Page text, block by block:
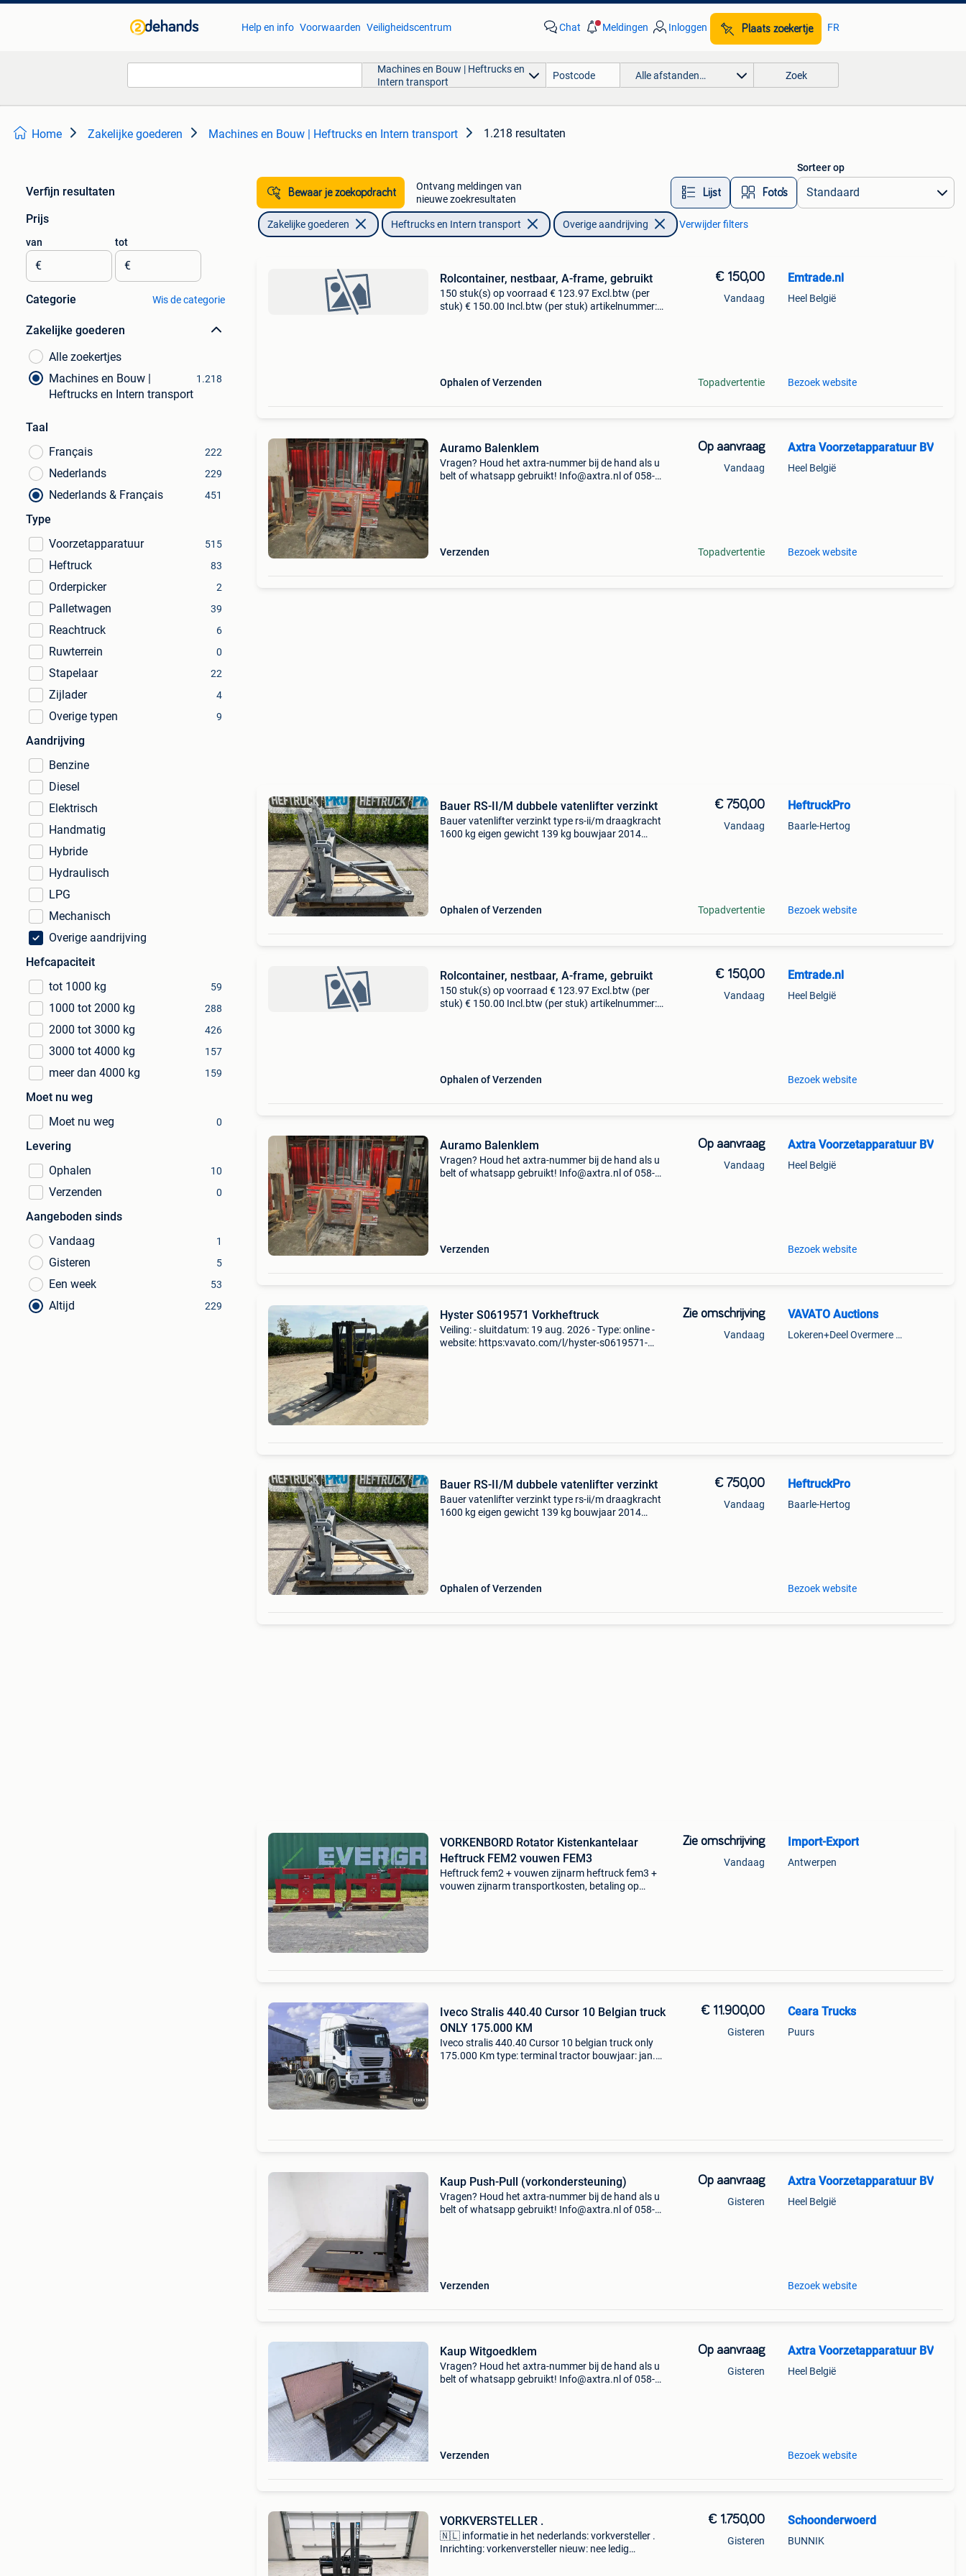
Help en info Voorwaarden Veiligheidscentrum Chat Meldingen Inloggen Plaats zoekertje FR
Machines en Bouw | Heftrucks en
Intern transport
Alle afstanden… Zoek
Home Zakelijke goederen Machines en Bouw | Heftrucks en Intern transport 1.218 resultaten
Verfijn resultaten
Prijs
van
€
tot
€
Categorie Wis de categorie
Zakelijke goederen
Alle zoekertjes
Machines en Bouw |
Heftrucks en Intern transport
1.218
Taal
Français
222
Nederlands 229
Nederlands & Français 451
Type
Voorzetapparatuur
515
Heftruck 83
Orderpicker 2
Palletwagen 39
Reachtruck 6
Ruwterrein 0
Stapelaar 22
Zijlader 4
Overige typen 9
Aandrijving
Benzine
Diesel
Elektrisch
Handmatig
Hybride
Hydraulisch
LPG
Mechanisch
Overige aandrijving
Hefcapaciteit
tot 1000 kg
59
1000 tot 2000 kg 288
2000 tot 3000 kg 426
3000 tot 4000 kg 157
meer dan 4000 kg 159
Moet nu weg
Moet nu weg
0
Levering
Ophalen
10
Verzenden 0
Aangeboden sinds
Vandaag
1
Gisteren 5
Een week 53
Altijd 229
Bewaar je zoekopdracht
Ontvang meldingen van
nieuwe zoekresultaten
Lijst Foto’s
Sorteer op
Zakelijke goederen Heftrucks en Intern transport Overige aandrijving Verwijder filters
Rolcontainer, nestbaar, A-frame, gebruikt
150 stuk(s) op voorraad € 123.97 Excl.btw (per
stuk) € 150.00 Incl.btw (per stuk) artikelnummer:
Ophalen of Verzenden
€ 150,00
Vandaag
Topadvertentie
Emtrade.nl
Heel België
Bezoek website
Auramo Balenklem
Vragen? Houd het axtra-nummer bij de hand als u
belt of whatsapp gebruikt! Info@axtra.nl of 058-
Verzenden
Op aanvraag
Vandaag
Topadvertentie
Axtra Voorzetapparatuur BV
Heel België
Bezoek website
Bauer RS-II/M dubbele vatenlifter verzinkt
Bauer vatenlifter verzinkt type rs-ii/m draagkracht
1600 kg eigen gewicht 139 kg bouwjaar 2014
Ophalen of Verzenden
€ 750,00
Vandaag
Topadvertentie
HeftruckPro
Baarle-Hertog
Bezoek website
Rolcontainer, nestbaar, A-frame, gebruikt
150 stuk(s) op voorraad € 123.97 Excl.btw (per
stuk) € 150.00 Incl.btw (per stuk) artikelnummer:
Ophalen of Verzenden
€ 150,00
Vandaag
Emtrade.nl
Heel België
Bezoek website
Auramo Balenklem
Vragen? Houd het axtra-nummer bij de hand als u
belt of whatsapp gebruikt! Info@axtra.nl of 058-
Verzenden
Op aanvraag
Vandaag
Axtra Voorzetapparatuur BV
Heel België
Bezoek website
Hyster S0619571 Vorkheftruck
Veiling: - sluitdatum: 19 aug. 2026 - Type: online -
website: https:vavato.com/l/hyster-s0619571-
Zie omschrijving
Vandaag
VAVATO Auctions
Lokeren+Deel Overmere En Zele
Bauer RS-II/M dubbele vatenlifter verzinkt
Bauer vatenlifter verzinkt type rs-ii/m draagkracht
1600 kg eigen gewicht 139 kg bouwjaar 2014
Ophalen of Verzenden
€ 750,00
Vandaag
HeftruckPro
Baarle-Hertog
Bezoek website
VORKENBORD Rotator Kistenkantelaar
Heftruck FEM2 vouwen FEM3
Heftruck fem2 + vouwen zijnarm heftruck fem3 +
vouwen zijnarm transportkosten, betaling op
Zie omschrijving
Vandaag
Import-Export
Antwerpen
Iveco Stralis 440.40 Cursor 10 Belgian truck
ONLY 175.000 KM
Iveco stralis 440.40 Cursor 10 belgian truck only
175.000 Km type: terminal tractor bouwjaar: jan.
€ 11.900,00
Gisteren
Ceara Trucks
Puurs
Kaup Push-Pull (vorkondersteuning)
Vragen? Houd het axtra-nummer bij de hand als u
belt of whatsapp gebruikt! Info@axtra.nl of 058-
Verzenden
Op aanvraag
Gisteren
Axtra Voorzetapparatuur BV
Heel België
Bezoek website
Kaup Witgoedklem
Vragen? Houd het axtra-nummer bij de hand als u
belt of whatsapp gebruikt! Info@axtra.nl of 058-
Verzenden
Op aanvraag
Gisteren
Axtra Voorzetapparatuur BV
Heel België
Bezoek website
VORKVERSTELLER .
🇳🇱 informatie in het nederlands: vorkversteller .
Inrichting: vorkenversteller nieuw: nee ledig
€ 1.750,00
Gisteren
Schoonderwoerd
BUNNIK